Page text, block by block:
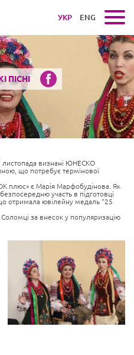
ПІСНІ
листопада визнані ЮНЕСКО
що потребує термінової
плюс» є Марія Марфобудінова. Як
участь в підготовці
отримала ювілейну медаль “25
Соломці за внесок у популяризацію
УКР ENG